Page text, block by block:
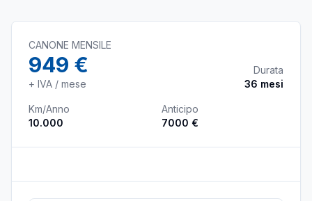
CANONE MENSILE
949 €
+ IVA / mese
Durata
36 mesi
Km/Anno
10.000
Anticipo
7000 €